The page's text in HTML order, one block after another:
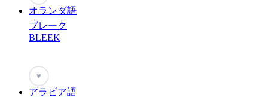
オランダ語
ブレーク
BLEEK
♥
アラビア語